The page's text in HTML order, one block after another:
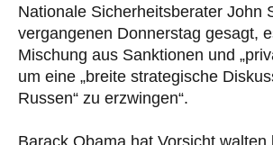
Nationale Sicherheitsberater John
vergangenen Donnerstag gesagt,
Mischung aus Sanktionen und
um eine „breite strategische
Russen“ zu erzwingen“.
Barack Obama hat Vorsicht walten